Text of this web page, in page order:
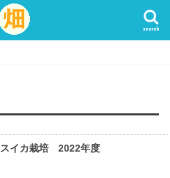
search
スイカ栽培 2022年度